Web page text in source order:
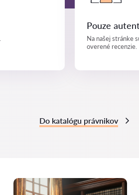
Pouze
Na našej stránke
overené recenzie.
Do katalógu právnikov